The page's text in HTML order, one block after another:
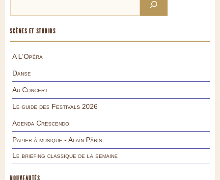
SCÈNES ET STUDIOS
A L'Opéra
Danse
Au Concert
Le guide des Festivals 2026
Agenda Crescendo
Papier à musique - Alain Pâris
Le briefing classique de la semaine
NOUVEAUTÉS